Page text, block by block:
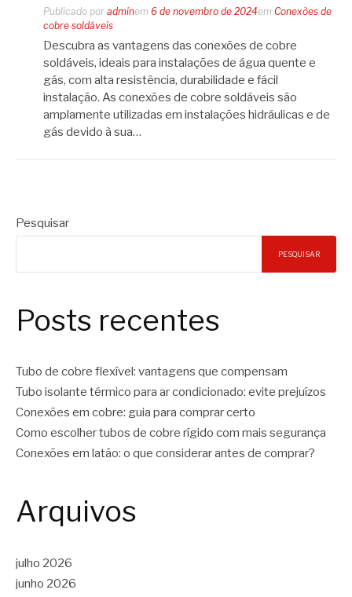
Publicado por adminem 6 de novembro de 2024em Conexões de
cobre soldáveis
Descubra as vantagens das conexões de cobre
soldáveis, ideais para instalações de água quente e
gás, com alta resistência, durabilidade e fácil
instalação. As conexões de cobre soldáveis são
amplamente utilizadas em instalações hidráulicas e de
gás devido à sua…
Pesquisar
PESQUISAR
Posts recentes
Tubo de cobre flexível: vantagens que compensam
Tubo isolante térmico para ar condicionado: evite prejuízos
Conexões em cobre: guia para comprar certo
Como escolher tubos de cobre rígido com mais segurança
Conexões em latão: o que considerar antes de comprar?
Arquivos
julho 2026
junho 2026